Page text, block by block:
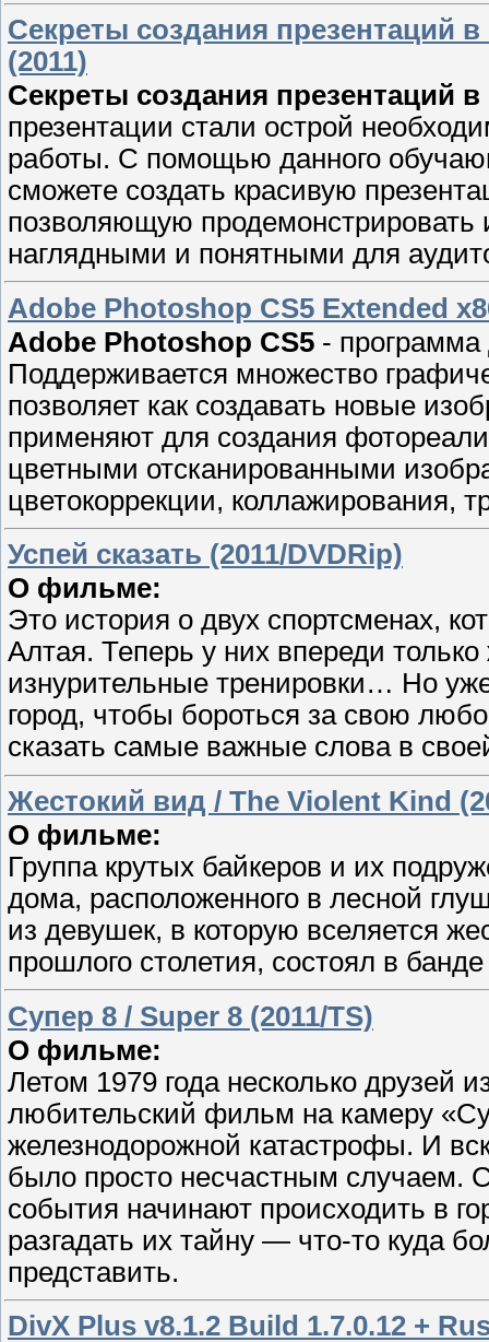
Секреты создания презентаций
(2011)
Секреты создания презентаций в
презентации стали острой
работы. С помощью данного
сможете создать красивую
позволяющую продемонстрировать
наглядными и понятными для
Adobe Photoshop CS5 Extended
Adobe Photoshop CS5 - программа
Поддерживается множество
позволяет как создавать новые
применяют для создания
цветными отсканированными
цветокоррекции, коллажирования,
Успей сказать (2011/DVDRip)
О фильме:
Это история о двух спортсменах,
Алтая. Теперь у них впереди
изнурительные тренировки… Но
город, чтобы бороться за свою
сказать самые важные слова в
Жестокий вид / The Violent Kind
О фильме:
Группа крутых байкеров и их
дома, расположенного в лесной
из девушек, в которую вселяется
прошлого столетия, состоял в
Супер 8 / Super 8 (2011/TS)
О фильме:
Летом 1979 года несколько друзей
любительский фильм на камеру
железнодорожной катастрофы. И
было просто несчастным случаем.
события начинают происходить в
разгадать их тайну — что-то куда
представить.
DivX Plus v8.1.2 Build 1.7.0.12 +